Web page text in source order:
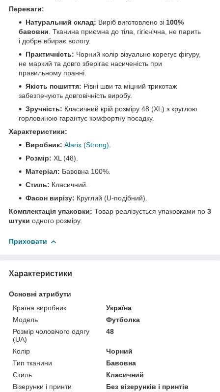
Переваги:
Натуральний склад: Виріб виготовлено зі 100%
бавовни . Тканина приємна до тіла, гігієнічна, не парить
і добре вбирає вологу.
Практичність: Чорний колір візуально корегує фігуру,
не маркий та довго зберігає насиченість при
правильному пранні.
Якість пошиття: Рівні шви та міцний трикотаж
забезпечують довговічність виробу.
Зручність: Класичний крій розміру 48 (XL) з круглою
горловиною гарантує комфортну посадку.
Характеристики:
Виробник: Alarix (Strong)
Розмір: XL (48).
Матеріал: Бавовна 100%.
Стиль: Класичний.
Фасон вирізу: Круглий (U-подібний).
Комплектація упаковки: Товар реалізується упаковками по 3
штуки одного розміру.
Приховати
Характеристики
Основні атрибути
Країна виробник
Україна
Модель
Футболка
Розмір чоловічого одягу
(UA)
48
Колір
Чорний
Тип тканини
Бавовна
Стиль
Класичний
Візерунки і принти
Без візерунків і принтів